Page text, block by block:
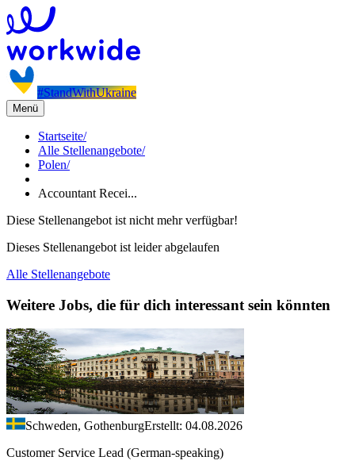
#StandWithUkraine
Menü
Startseite/
Alle Stellenangebote/
Polen/
Accountant Recei...
Diese Stellenangebot ist nicht mehr verfügbar!
Dieses Stellenangebot ist leider abgelaufen
Alle Stellenangebote
Weitere Jobs, die für dich interessant sein könnten
Schweden, GothenburgErstellt: 04.08.2026
Customer Service Lead (German-speaking)